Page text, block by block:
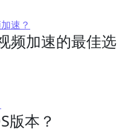
速？
频加速的最佳选
版本？